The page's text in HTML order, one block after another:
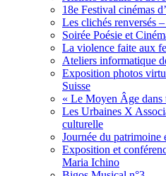
18e Festival cinémas
Les clichés renversés
Soirée Poésie et
La violence faite aux
Ateliers informatique
Exposition photos
Suisse
« Le Moyen Âge dans
Les Urbaines X
culturelle
Journée du patrimoine
Exposition et
Maria Ichino